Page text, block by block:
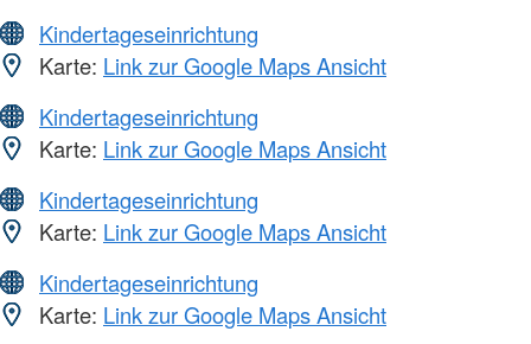
Kindertageseinrichtung
Karte: Link zur Google Maps Ansicht
Kindertageseinrichtung
Karte: Link zur Google Maps Ansicht
Kindertageseinrichtung
Karte: Link zur Google Maps Ansicht
Kindertageseinrichtung
Karte: Link zur Google Maps Ansicht